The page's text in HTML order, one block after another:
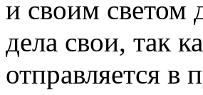
и своим светом
дела свои, так
отправляется в